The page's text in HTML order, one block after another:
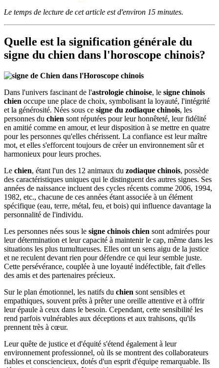
Le temps de lecture de cet article est d'environ 15 minutes.
Quelle est la signification générale du
signe du chien dans l'horoscope chinois?
Dans l'univers fascinant de l'astrologie chinoise, le signe chinois
chien occupe une place de choix, symbolisant la loyauté, l'intégrité
et la générosité. Nées sous ce signe du zodiaque chinois, les
personnes du chien sont réputées pour leur honnêteté, leur fidélité
en amitié comme en amour, et leur disposition à se mettre en quatre
pour les personnes qu'elles chérissent. La confiance est leur maître
mot, et elles s'efforcent toujours de créer un environnement sûr et
harmonieux pour leurs proches.
Le chien, étant l'un des 12 animaux du zodiaque chinois, possède
des caractéristiques uniques qui le distinguent des autres signes. Ses
années de naissance incluent des cycles récents comme 2006, 1994,
1982, etc., chacune de ces années étant associée à un élément
spécifique (eau, terre, métal, feu, et bois) qui influence davantage la
personnalité de l'individu.
Les personnes nées sous le signe chinois chien sont admirées pour
leur détermination et leur capacité à maintenir le cap, même dans les
situations les plus tumultueuses. Elles ont un sens aigu de la justice
et ne reculent devant rien pour défendre ce qui leur semble juste.
Cette persévérance, couplée à une loyauté indéfectible, fait d'elles
des amis et des partenaires précieux.
Sur le plan émotionnel, les natifs du chien sont sensibles et
empathiques, souvent prêts à prêter une oreille attentive et à offrir
leur épaule à ceux dans le besoin. Cependant, cette sensibilité les
rend parfois vulnérables aux déceptions et aux trahisons, qu'ils
prennent très à cœur.
Leur quête de justice et d'équité s'étend également à leur
environnement professionnel, où ils se montrent des collaborateurs
fiables et consciencieux, dotés d'un esprit d'équipe remarquable. Ils